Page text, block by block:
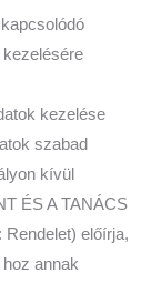
kezelése
szabad
kívül
ÉS A TANÁCS
előírja,
annak